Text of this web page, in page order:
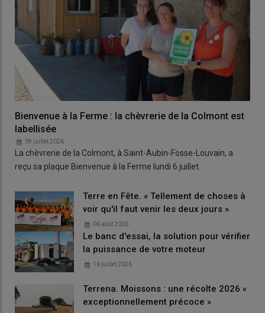
Bienvenue à la Ferme : la chèvrerie de la Colmont est
labellisée
09 juillet 2026
La chèvrerie de la Colmont, à Saint-Aubin-Fosse-Louvain, a
reçu sa plaque Bienvenue à la Ferme lundi 6 juillet.
Terre en Fête. « Tellement de choses à
voir qu'il faut venir les deux jours »
06 août 2026
Le banc d'essai, la solution pour vérifier
la puissance de votre moteur
16 juillet 2026
Terrena. Moissons : une récolte 2026 «
exceptionnellement précoce »